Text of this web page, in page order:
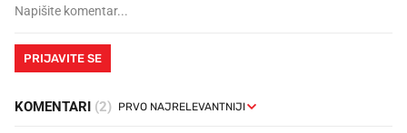
PRIJAVITE SE
KOMENTARI (2)